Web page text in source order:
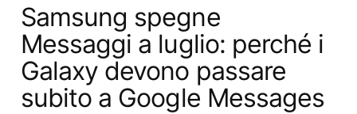
Samsung spegne
Messaggi a luglio: perché i
Galaxy devono passare
subito a Google Messages